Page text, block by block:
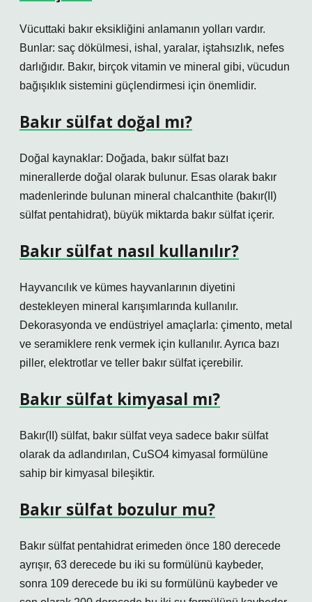
Vücuttaki bakır eksikliğini anlamanın yolları vardır.
Bunlar: saç dökülmesi, ishal, yaralar, iştahsızlık, nefes
darlığıdır. Bakır, birçok vitamin ve mineral gibi, vücudun
bağışıklık sistemini güçlendirmesi için önemlidir.
Bakır sülfat doğal mı?
Doğal kaynaklar: Doğada, bakır sülfat bazı
minerallerde doğal olarak bulunur. Esas olarak bakır
madenlerinde bulunan mineral chalcanthite (bakır(II)
sülfat pentahidrat), büyük miktarda bakır sülfat içerir.
Bakır sülfat nasıl kullanılır?
Hayvancılık ve kümes hayvanlarının diyetini
destekleyen mineral karışımlarında kullanılır.
Dekorasyonda ve endüstriyel amaçlarla: çimento, metal
ve seramiklere renk vermek için kullanılır. Ayrıca bazı
piller, elektrotlar ve teller bakır sülfat içerebilir.
Bakır sülfat kimyasal mı?
Bakır(II) sülfat, bakır sülfat veya sadece bakır sülfat
olarak da adlandırılan, CuSO4 kimyasal formülüne
sahip bir kimyasal bileşiktir.
Bakır sülfat bozulur mu?
Bakır sülfat pentahidrat erimeden önce 180 derecede
ayrışır, 63 derecede bu iki su formülünü kaybeder,
sonra 109 derecede bu iki su formülünü kaybeder ve